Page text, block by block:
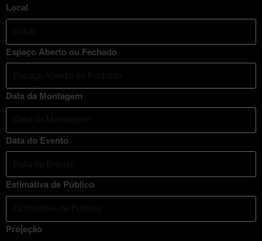
Local
Espaço Aberto ou Fechado
Data da Montagem
Data do Evento
Estimativa de Público
Projeção